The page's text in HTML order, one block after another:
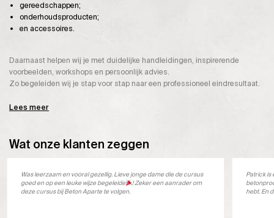
gereedschappen;
onderhoudsproducten;
en accessoires.
Daarnaast helpen wij je met duidelijke handleidingen, inspirerende
voorbeelden, workshops en persoonlijk advies.
Zo begeleiden wij je stap voor stap naar een professioneel eindresultaat.
Lees meer
Wat onze klanten zeggen
Was leerzaam en vooral gezellig. Lieve jonge dame die de cursus
goed en op een leuke wijze begeleide
! Zeker een aanrader om
deze cursus bij Beton Aparte te volgen.
Patrick is
hebt. En